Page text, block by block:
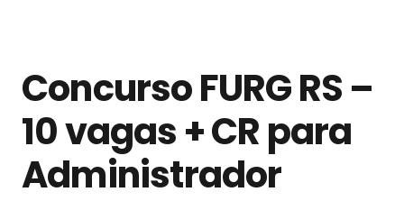
Concurso FURG RS –
10 vagas + CR para
Administrador